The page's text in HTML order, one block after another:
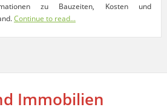
zu Bauzeiten, Kosten und
Continue to read...
Immobilien